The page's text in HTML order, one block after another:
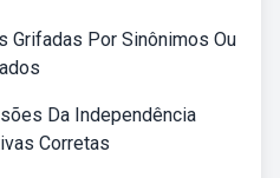
Grifadas Por Sinônimos Ou
Da Independência
Corretas